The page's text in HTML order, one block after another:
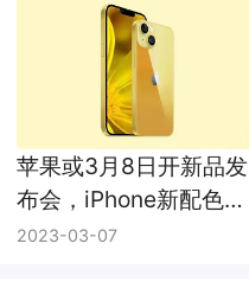
苹果或3月8日开新品发
布会，iPhone新配色成
主角
2023-03-07